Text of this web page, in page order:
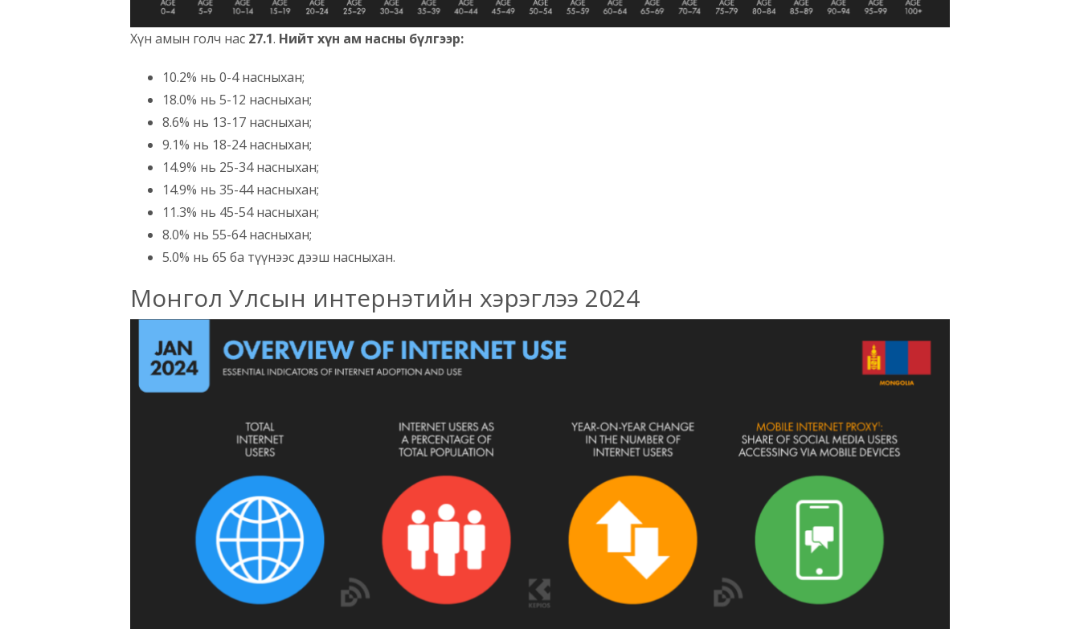
Хүн амын голч нас 27.1. Нийт хүн ам насны бүлгээр:
10.2% нь 0-4 насныхан;
18.0% нь 5-12 насныхан;
8.6% нь 13-17 насныхан;
9.1% нь 18-24 насныхан;
14.9% нь 25-34 насныхан;
14.9% нь 35-44 насныхан;
11.3% нь 45-54 насныхан;
8.0% нь 55-64 насныхан;
5.0% нь 65 ба түүнээс дээш насныхан.
Монгол Улсын интернэтийн хэрэглээ 2024